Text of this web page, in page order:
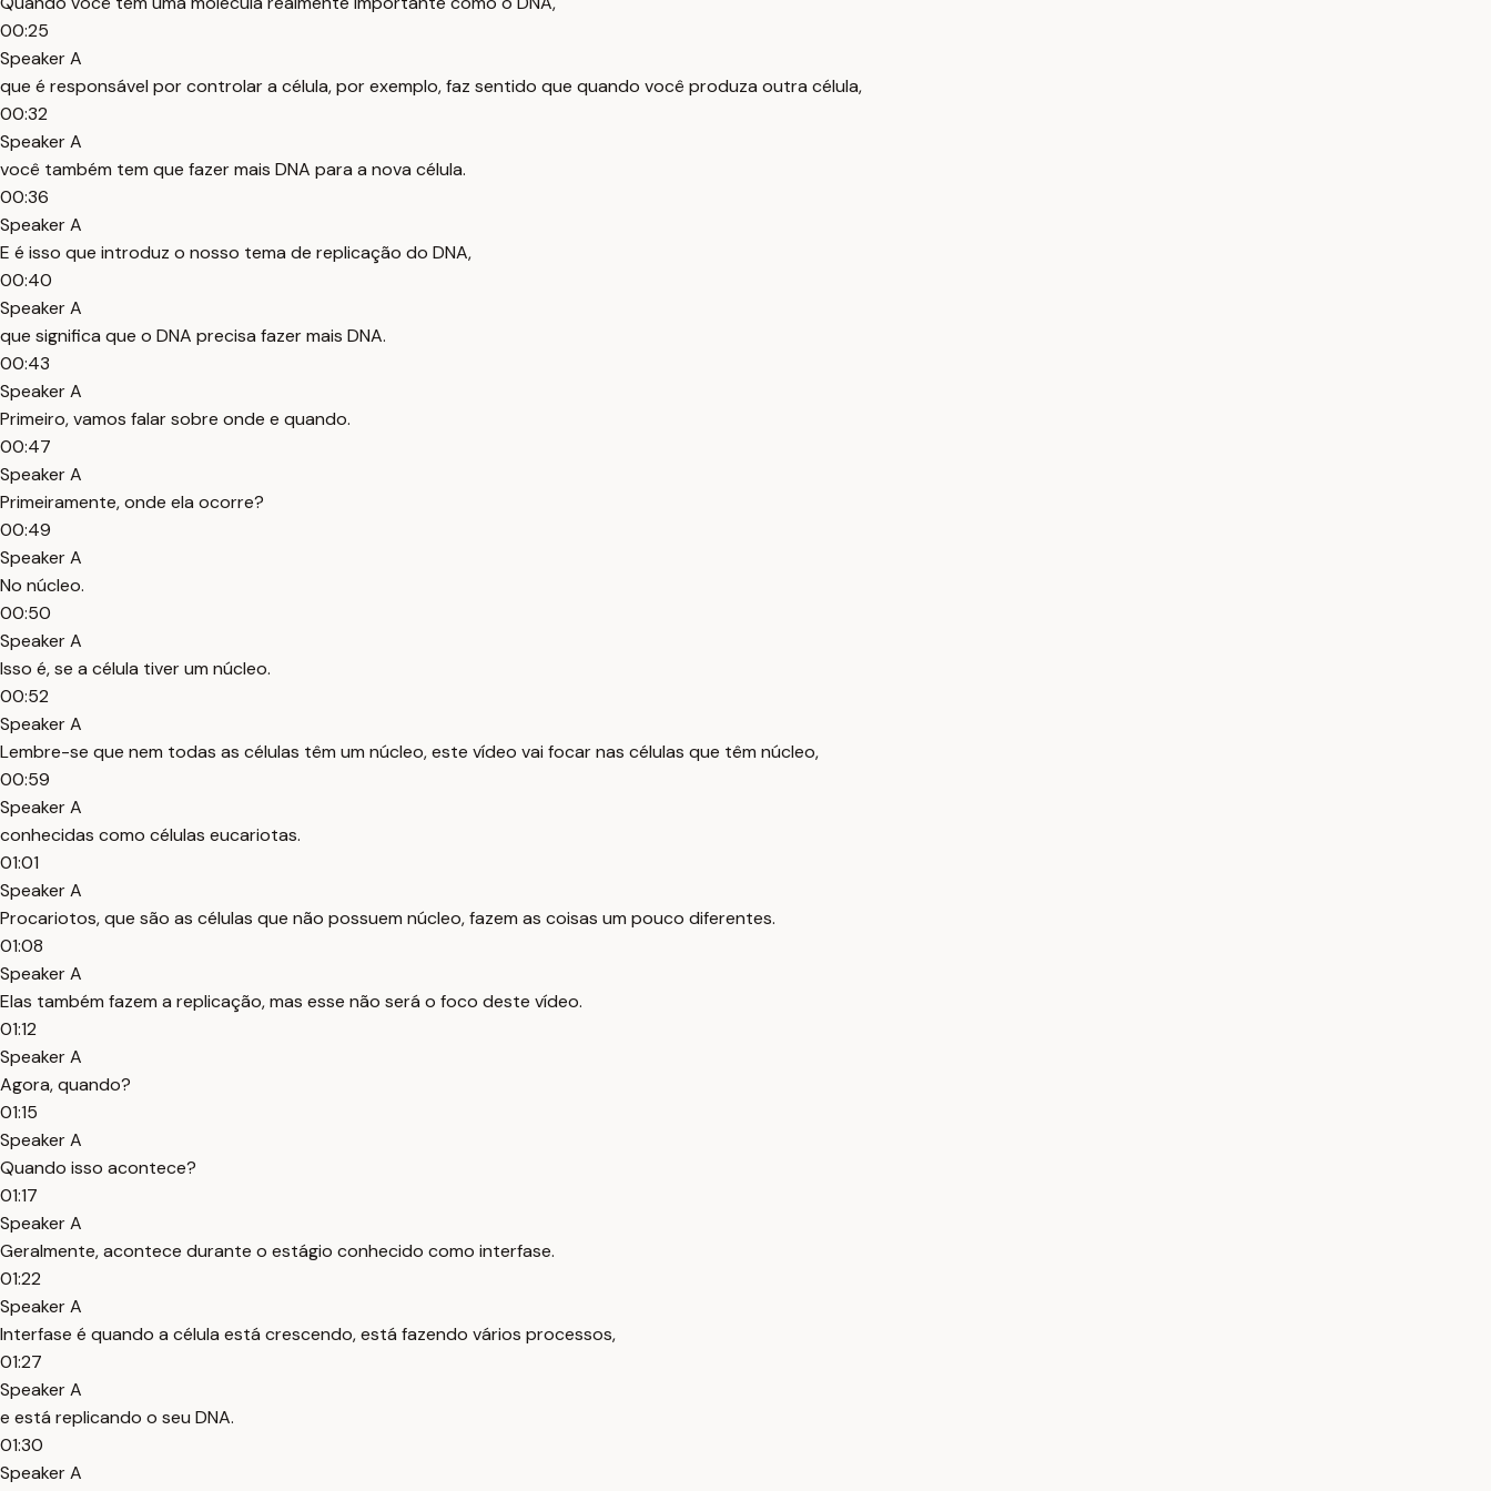
00:25
Speaker A
que é responsável por controlar a célula, por exemplo, faz sentido que quando você produza outra célula,
00:32
Speaker A
você também tem que fazer mais DNA para a nova célula.
00:36
Speaker A
E é isso que introduz o nosso tema de replicação do DNA,
00:40
Speaker A
que significa que o DNA precisa fazer mais DNA.
00:43
Speaker A
Primeiro, vamos falar sobre onde e quando.
00:47
Speaker A
Primeiramente, onde ela ocorre?
00:49
Speaker A
No núcleo.
00:50
Speaker A
Isso é, se a célula tiver um núcleo.
00:52
Speaker A
Lembre-se que nem todas as células têm um núcleo, este vídeo vai focar nas células que têm núcleo,
00:59
Speaker A
conhecidas como células eucariotas.
01:01
Speaker A
Procariotos, que são as células que não possuem núcleo, fazem as coisas um pouco diferentes.
01:08
Speaker A
Elas também fazem a replicação, mas esse não será o foco deste vídeo.
01:12
Speaker A
Agora, quando?
01:15
Speaker A
Quando isso acontece?
01:17
Speaker A
Geralmente, acontece durante o estágio conhecido como interfase.
01:22
Speaker A
Interfase é quando a célula está crescendo, está fazendo vários processos,
01:27
Speaker A
e está replicando o seu DNA.
01:30
Speaker A